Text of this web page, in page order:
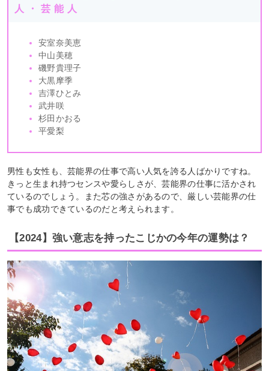
人・芸能人
安室奈美恵
中山美穂
磯野貴理子
大黒摩季
吉澤ひとみ
武井咲
杉田かおる
平愛梨
男性も女性も、芸能界の仕事で高い人気を誇る人ばかりですね。
きっと生まれ持つセンスや愛らしさが、芸能界の仕事に活かされ
ているのでしょう。また芯の強さがあるので、厳しい芸能界の仕
事でも成功できているのだと考えられます。
【2024】強い意志を持ったこじかの今年の運勢は？